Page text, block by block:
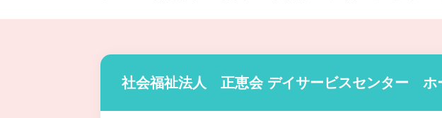
社会福祉法人 正恵会 デイサービスセンター ホ